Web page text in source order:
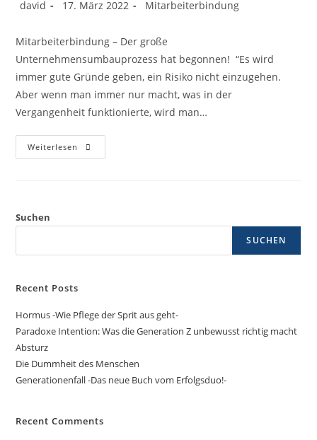
david 17. März 2022 Mitarbeiterbindung
Mitarbeiterbindung – Der große
Unternehmensumbauprozess hat begonnen! “Es wird
immer gute Gründe geben, ein Risiko nicht einzugehen.
Aber wenn man immer nur macht, was in der
Vergangenheit funktionierte, wird man…
Weiterlesen
Suchen
SUCHEN
Recent Posts
Hormus -Wie Pflege der Sprit aus geht-
Paradoxe Intention: Was die Generation Z unbewusst richtig macht
Absturz
Die Dummheit des Menschen
Generationenfall -Das neue Buch vom Erfolgsduo!-
Recent Comments